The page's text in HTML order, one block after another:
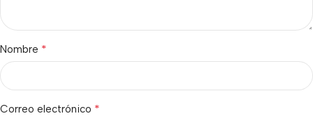
Nombre *
Correo electrónico *